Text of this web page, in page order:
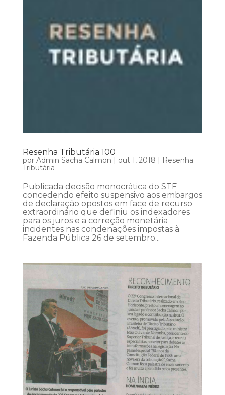
Resenha Tributária 100
por Admin Sacha Calmon | out 1, 2018 | Resenha
Tributária
Publicada decisão monocrática do STF
concedendo efeito suspensivo aos embargos
de declaração opostos em face de recurso
extraordinário que definiu os indexadores
para os juros e a correção monetária
incidentes nas condenações impostas à
Fazenda Pública 26 de setembro...